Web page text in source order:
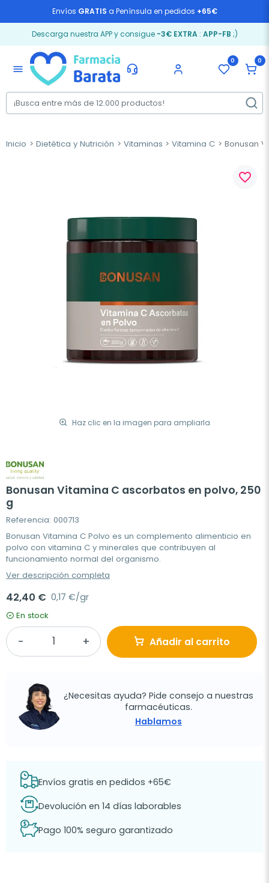
Envíos GRATIS a Península en pedidos +65€
Descarga nuestra APP y consigue -3€ EXTRA: APP-FB ;)
menu
0 0
Inicio Dietética y Nutrición Vitaminas Vitamina C Bonusan
Haz clic en la imagen para ampliarla
favorite_border
Bonusan Vitamina C ascorbatos en polvo, 250
g
Referencia: 000713
Bonusan Vitamina C Polvo es un complemento alimenticio en
polvo con vitamina C y minerales que contribuyen al
funcionamiento normal del organismo.
Ver descripción completa
42,40 € 0,17 €/gr
En stock
Añadir al carrito
¿Necesitas ayuda? Pide consejo a nuestras
farmacéuticas.
Hablamos
Envíos gratis en pedidos +65€
Devolución en 14 días laborables
Pago 100% seguro garantizado